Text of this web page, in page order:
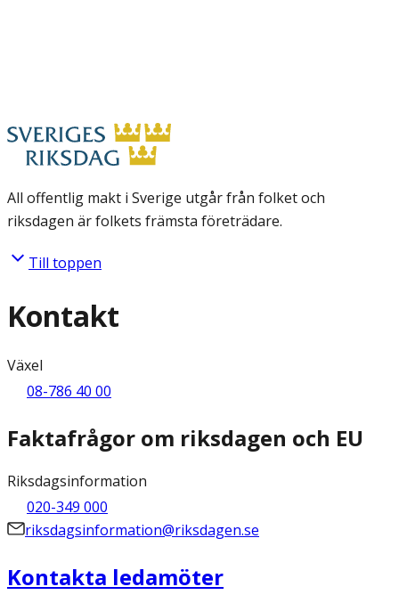
All offentlig makt i Sverige utgår från folket och
riksdagen är folkets främsta företrädare.
Till toppen
Kontakt
Växel
08-786 40 00
Faktafrågor om riksdagen och EU
Riksdagsinformation
020-349 000
riksdagsinformation@riksdagen.se
Kontakta ledamöter